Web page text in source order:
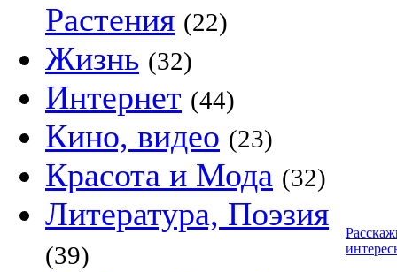
Растения (22)
Жизнь (32)
Интернет (44)
Кино, видео (23)
Красота и Мода (32)
Литература, Поэзия
(39)